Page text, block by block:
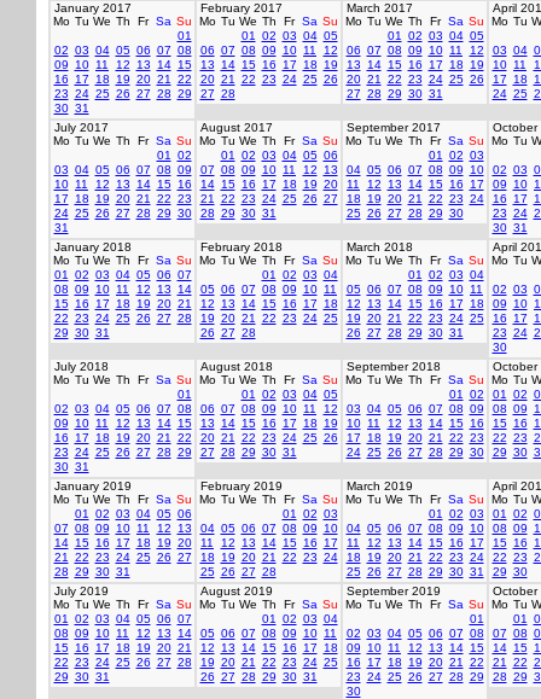
January 2017
Mo Tu We Th Fr Sa Su
01
02 03 04 05 06 07 08
09
10 11 12 13 14 15
16
17 18 19 20 21
22
23 24 25 26 27 28 29
30 31
February 2017
Mo Tu We Th Fr Sa Su
01
02 03 04 05
06 07 08 09 10 11
12
13
14 15 16 17 18
19
20 21 22 23 24 25 26
27 28
March 2017
Mo Tu We Th Fr Sa Su
01
02 03 04 05
06 07 08 09 10 11
12
13
14 15 16 17 18
19
20 21 22 23 24 25 26
27 28 29 30 31
April
Mo Tu
03 04
10 11
17
18
24 25
July 2017
Mo Tu We Th Fr Sa Su
01
02
03 04 05 06 07 08 09
10 11 12 13 14 15 16
17
18 19 20 21 22 23
24 25 26 27 28 29 30
31
August 2017
Mo Tu We Th Fr Sa Su
01
02 03 04 05 06
07 08 09 10 11 12
13
14 15 16 17 18 19 20
21
22 23 24 25 26 27
28 29 30 31
September 2017
Mo Tu We Th Fr Sa Su
01
02 03
04 05 06 07 08 09
10
11
12 13 14 15 16
17
18
19 20 21 22 23 24
25 26 27 28 29 30
October
Mo Tu
02 03
09
10
16
17
23 24
30 31
January 2018
Mo Tu We Th Fr Sa Su
01
02 03 04 05 06 07
08 09 10 11 12 13
14
15 16 17 18 19 20 21
22 23 24 25 26 27 28
29 30 31
February 2018
Mo Tu We Th Fr Sa Su
01
02 03 04
05 06 07 08 09 10 11
12
13 14 15 16 17
18
19 20 21 22 23 24 25
26 27 28
March 2018
Mo Tu We Th Fr Sa Su
01
02 03 04
05 06 07 08 09 10 11
12
13 14 15 16 17
18
19 20 21 22 23 24 25
26 27 28 29 30 31
April
Mo Tu
02 03
09
10
16
17
23 24
30
July 2018
Mo Tu We Th Fr Sa Su
01
02 03 04 05 06 07 08
09
10 11 12 13 14 15
16
17 18 19 20 21
22
23 24 25 26 27 28 29
30 31
August 2018
Mo Tu We Th Fr Sa Su
01
02 03 04 05
06 07 08 09 10 11
12
13
14 15 16 17 18
19
20 21 22 23 24 25 26
27 28 29 30 31
September 2018
Mo Tu We Th Fr Sa Su
01
02
03 04 05 06 07 08 09
10 11 12 13 14 15 16
17
18 19 20 21 22 23
24 25 26 27 28 29 30
October
Mo Tu
01
02
08 09
15 16
22 23
29 30
January 2019
Mo Tu We Th Fr Sa Su
01
02 03 04 05 06
07 08 09 10 11 12
13
14 15 16 17 18 19 20
21
22 23 24 25 26 27
28 29 30 31
February 2019
Mo Tu We Th Fr Sa Su
01
02 03
04 05 06 07 08 09
10
11
12 13 14 15 16
17
18
19 20 21 22 23 24
25 26 27 28
March 2019
Mo Tu We Th Fr Sa Su
01
02 03
04 05 06 07 08 09
10
11
12 13 14 15 16
17
18
19 20 21 22 23 24
25 26 27 28 29 30 31
April
Mo Tu
01
02
08 09
15 16
22 23
29 30
July 2019
Mo Tu We Th Fr Sa Su
01
02 03 04 05 06 07
08 09 10 11 12 13
14
15 16 17 18 19 20 21
22 23 24 25 26 27 28
29 30 31
August 2019
Mo Tu We Th Fr Sa Su
01
02 03 04
05 06 07 08 09 10 11
12
13 14 15 16 17
18
19 20 21 22 23 24 25
26 27 28 29 30 31
September 2019
Mo Tu We Th Fr Sa Su
01
02 03 04 05 06 07 08
09
10 11 12 13 14 15
16
17 18 19 20 21
22
23 24 25 26 27 28 29
30
October
Mo Tu
01
07 08
14 15
21
22
28 29